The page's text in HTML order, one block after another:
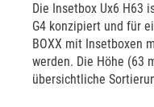
Die Insetbox Ux6 H63
G4 konzipiert und für
BOXX mit Insetboxen
werden. Die Höhe (63
übersichtliche